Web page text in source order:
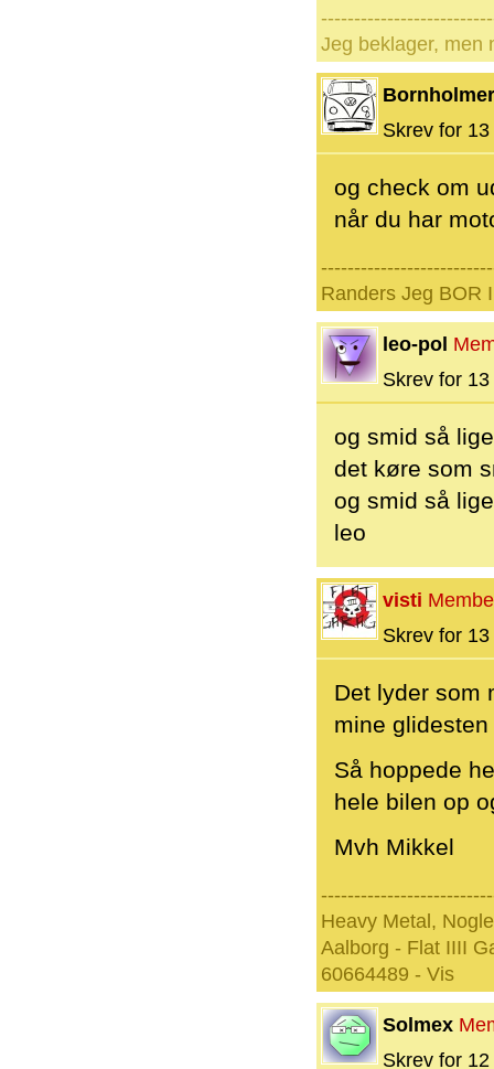
Jeg beklager, men
Bornholmer
Skrev for
og check om
når du har
Randers Jeg BOR
leo-pol
Skrev for
og smid så
det køre som
og smid så
leo
visti
Skrev for
Det lyder som
mine
Så hoppede
hele bilen op
Mvh Mikkel
Heavy Metal,
Aalborg - Flat IIII
60664489 - Vis
Solmex
Skrev for